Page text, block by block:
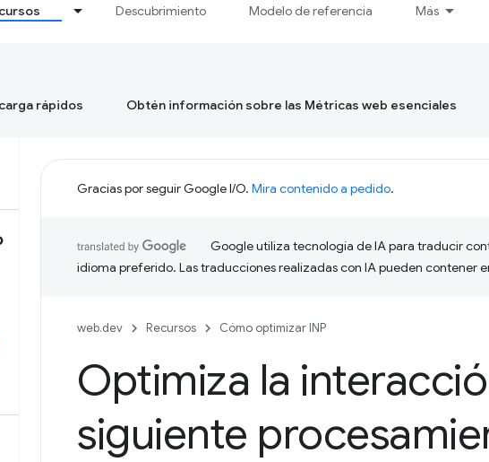
Descubrimiento Modelo de referencia Más
rápidos Obtén información sobre las Métricas web esenciales
Gracias por seguir Google I/O. Mira contenido a pedido.
Google utiliza tecnología de IA para traducir
idioma preferido. Las traducciones realizadas con IA pueden contener
web.dev Recursos Cómo optimizar INP
Optimiza la
siguiente